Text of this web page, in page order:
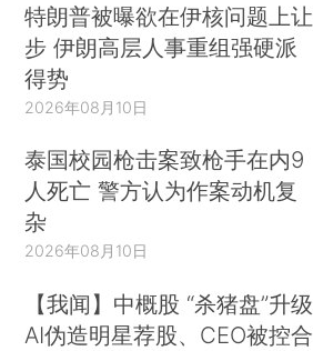
特朗普被曝欲在伊核问题上让
步 伊朗高层人事重组强硬派
得势
2026年08月10日
泰国校园枪击案致枪手在内9
人死亡 警方认为作案动机复
杂
2026年08月10日
【我闻】中概股 “杀猪盘”升级
AI伪造明星荐股、CEO被控合